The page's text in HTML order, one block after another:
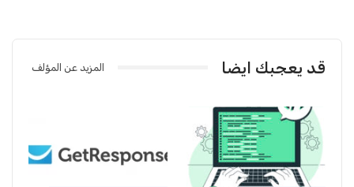
قد يعجبك ايضا المزيد عن المؤلف